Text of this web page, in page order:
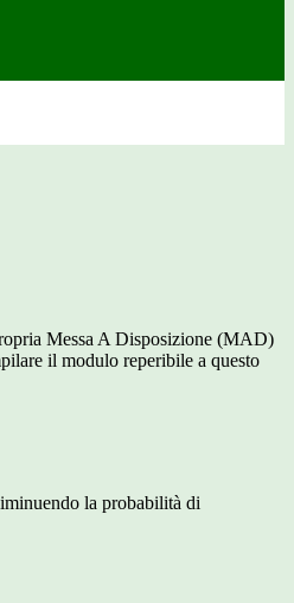
Messa A Disposizione (MAD)
il modulo reperibile a questo
la probabilità di